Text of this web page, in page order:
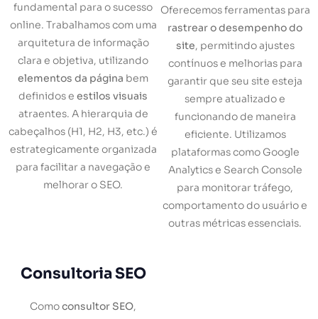
fundamental para o sucesso
online. Trabalhamos com uma
arquitetura de informação
clara e objetiva, utilizando
elementos da página bem
definidos e estilos visuais
atraentes. A hierarquia de
cabeçalhos (H1, H2, H3, etc.) é
estrategicamente organizada
para facilitar a navegação e
melhorar o SEO.
Oferecemos ferramentas para
rastrear o desempenho do
site, permitindo ajustes
contínuos e melhorias para
garantir que seu site esteja
sempre atualizado e
funcionando de maneira
eficiente. Utilizamos
plataformas como Google
Analytics e Search Console
para monitorar tráfego,
comportamento do usuário e
outras métricas essenciais.
Consultoria SEO
Comoconsultor SEO,